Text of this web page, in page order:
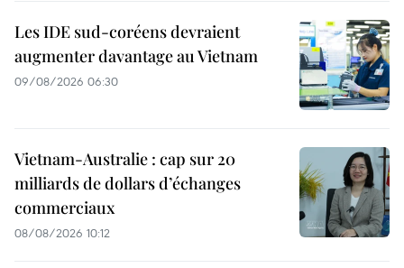
Les IDE sud-coréens devraient
augmenter davantage au Vietnam
09/08/2026 06:30
Vietnam-Australie : cap sur 20
milliards de dollars d’échanges
commerciaux
08/08/2026 10:12